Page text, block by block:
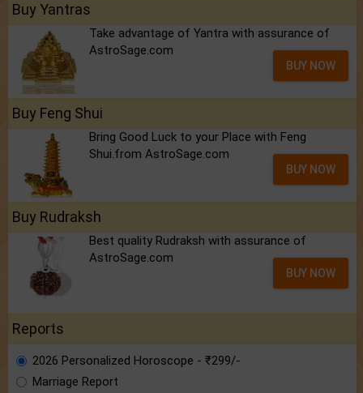
Buy Yantras
Take advantage of Yantra with assurance of
AstroSage.com
BUY NOW
Buy Feng Shui
Bring Good Luck to your Place with Feng
Shui.from AstroSage.com
BUY NOW
Buy Rudraksh
Best quality Rudraksh with assurance of
AstroSage.com
BUY NOW
Reports
2026 Personalized Horoscope - ₹299/-
Marriage Report